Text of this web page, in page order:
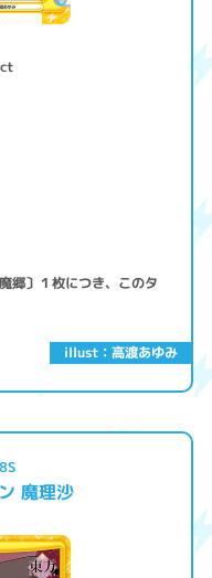
illust：高渡あゆみ
郷〕１枚につき、このタ
魔理沙